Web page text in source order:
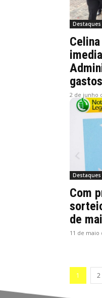
Destaques
2 de junho
Destaques
Com
de
11 de maio
1 2